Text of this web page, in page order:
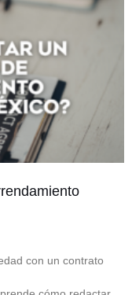
con un contrato